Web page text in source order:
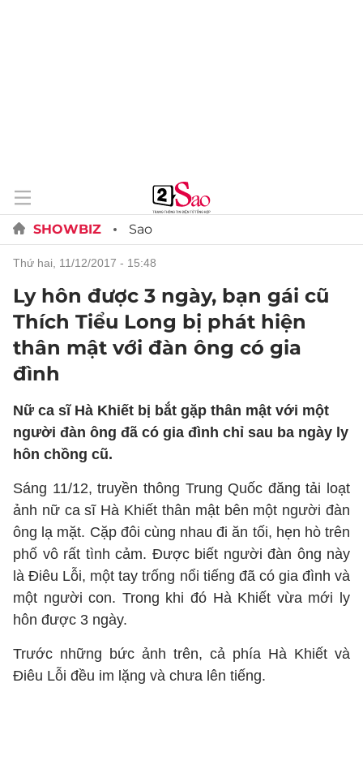
SHOWBIZ Sao
thứ hai, 11/12/2017 - 15:48
Ly hôn được 3 ngày, bạn gái cũ
Thích Tiểu Long bị phát hiện
thân mật với đàn ông có gia
đình
Nữ ca sĩ Hà Khiết bị bắt gặp thân mật với một
người đàn ông đã có gia đình chỉ sau ba ngày ly
hôn chồng cũ.
Sáng 11/12, truyền thông Trung Quốc đăng tải loạt
ảnh nữ ca sĩ Hà Khiết thân mật bên một người đàn
ông lạ mặt. Cặp đôi cùng nhau đi ăn tối, hẹn hò trên
phố vô rất tình cảm. Được biết người đàn ông này
là Điêu Lỗi, một tay trống nổi tiếng đã có gia đình và
một người con. Trong khi đó Hà Khiết vừa mới ly
hôn được 3 ngày.
Trước những bức ảnh trên, cả phía Hà Khiết và
Điêu Lỗi đều im lặng và chưa lên tiếng.